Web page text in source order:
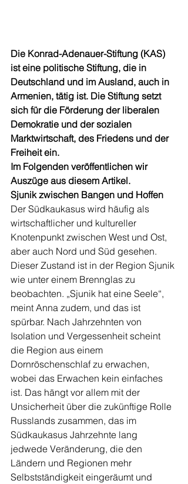
Die Konrad-Adenauer-Stiftung (KAS)
ist eine politische Stiftung, die in
Deutschland und im Ausland, auch in
Armenien, tätig ist. Die Stiftung setzt
sich für die Förderung der liberalen
Demokratie und der sozialen
Marktwirtschaft, des Friedens und der
Freiheit ein.
Im Folgenden veröffentlichen wir
Auszüge aus diesem Artikel.
Sjunik zwischen Bangen und Hoffen
Der Südkaukasus wird häufig als
wirtschaftlicher und kultureller
Knotenpunkt zwischen West und Ost,
aber auch Nord und Süd gesehen.
Dieser Zustand ist in der Region Sjunik
wie unter einem Brennglas zu
beobachten. „Sjunik hat eine Seele“,
meint Anna zudem, und das ist
spürbar. Nach Jahrzehnten von
Isolation und Vergessenheit scheint
die Region aus einem
Dornröschenschlaf zu erwachen,
wobei das Erwachen kein einfaches
ist. Das hängt vor allem mit der
Unsicherheit über die zukünftige Rolle
Russlands zusammen, das im
Südkaukasus Jahrzehnte lang
jedwede Veränderung, die den
Ländern und Regionen mehr
Selbstständigkeit eingeräumt und